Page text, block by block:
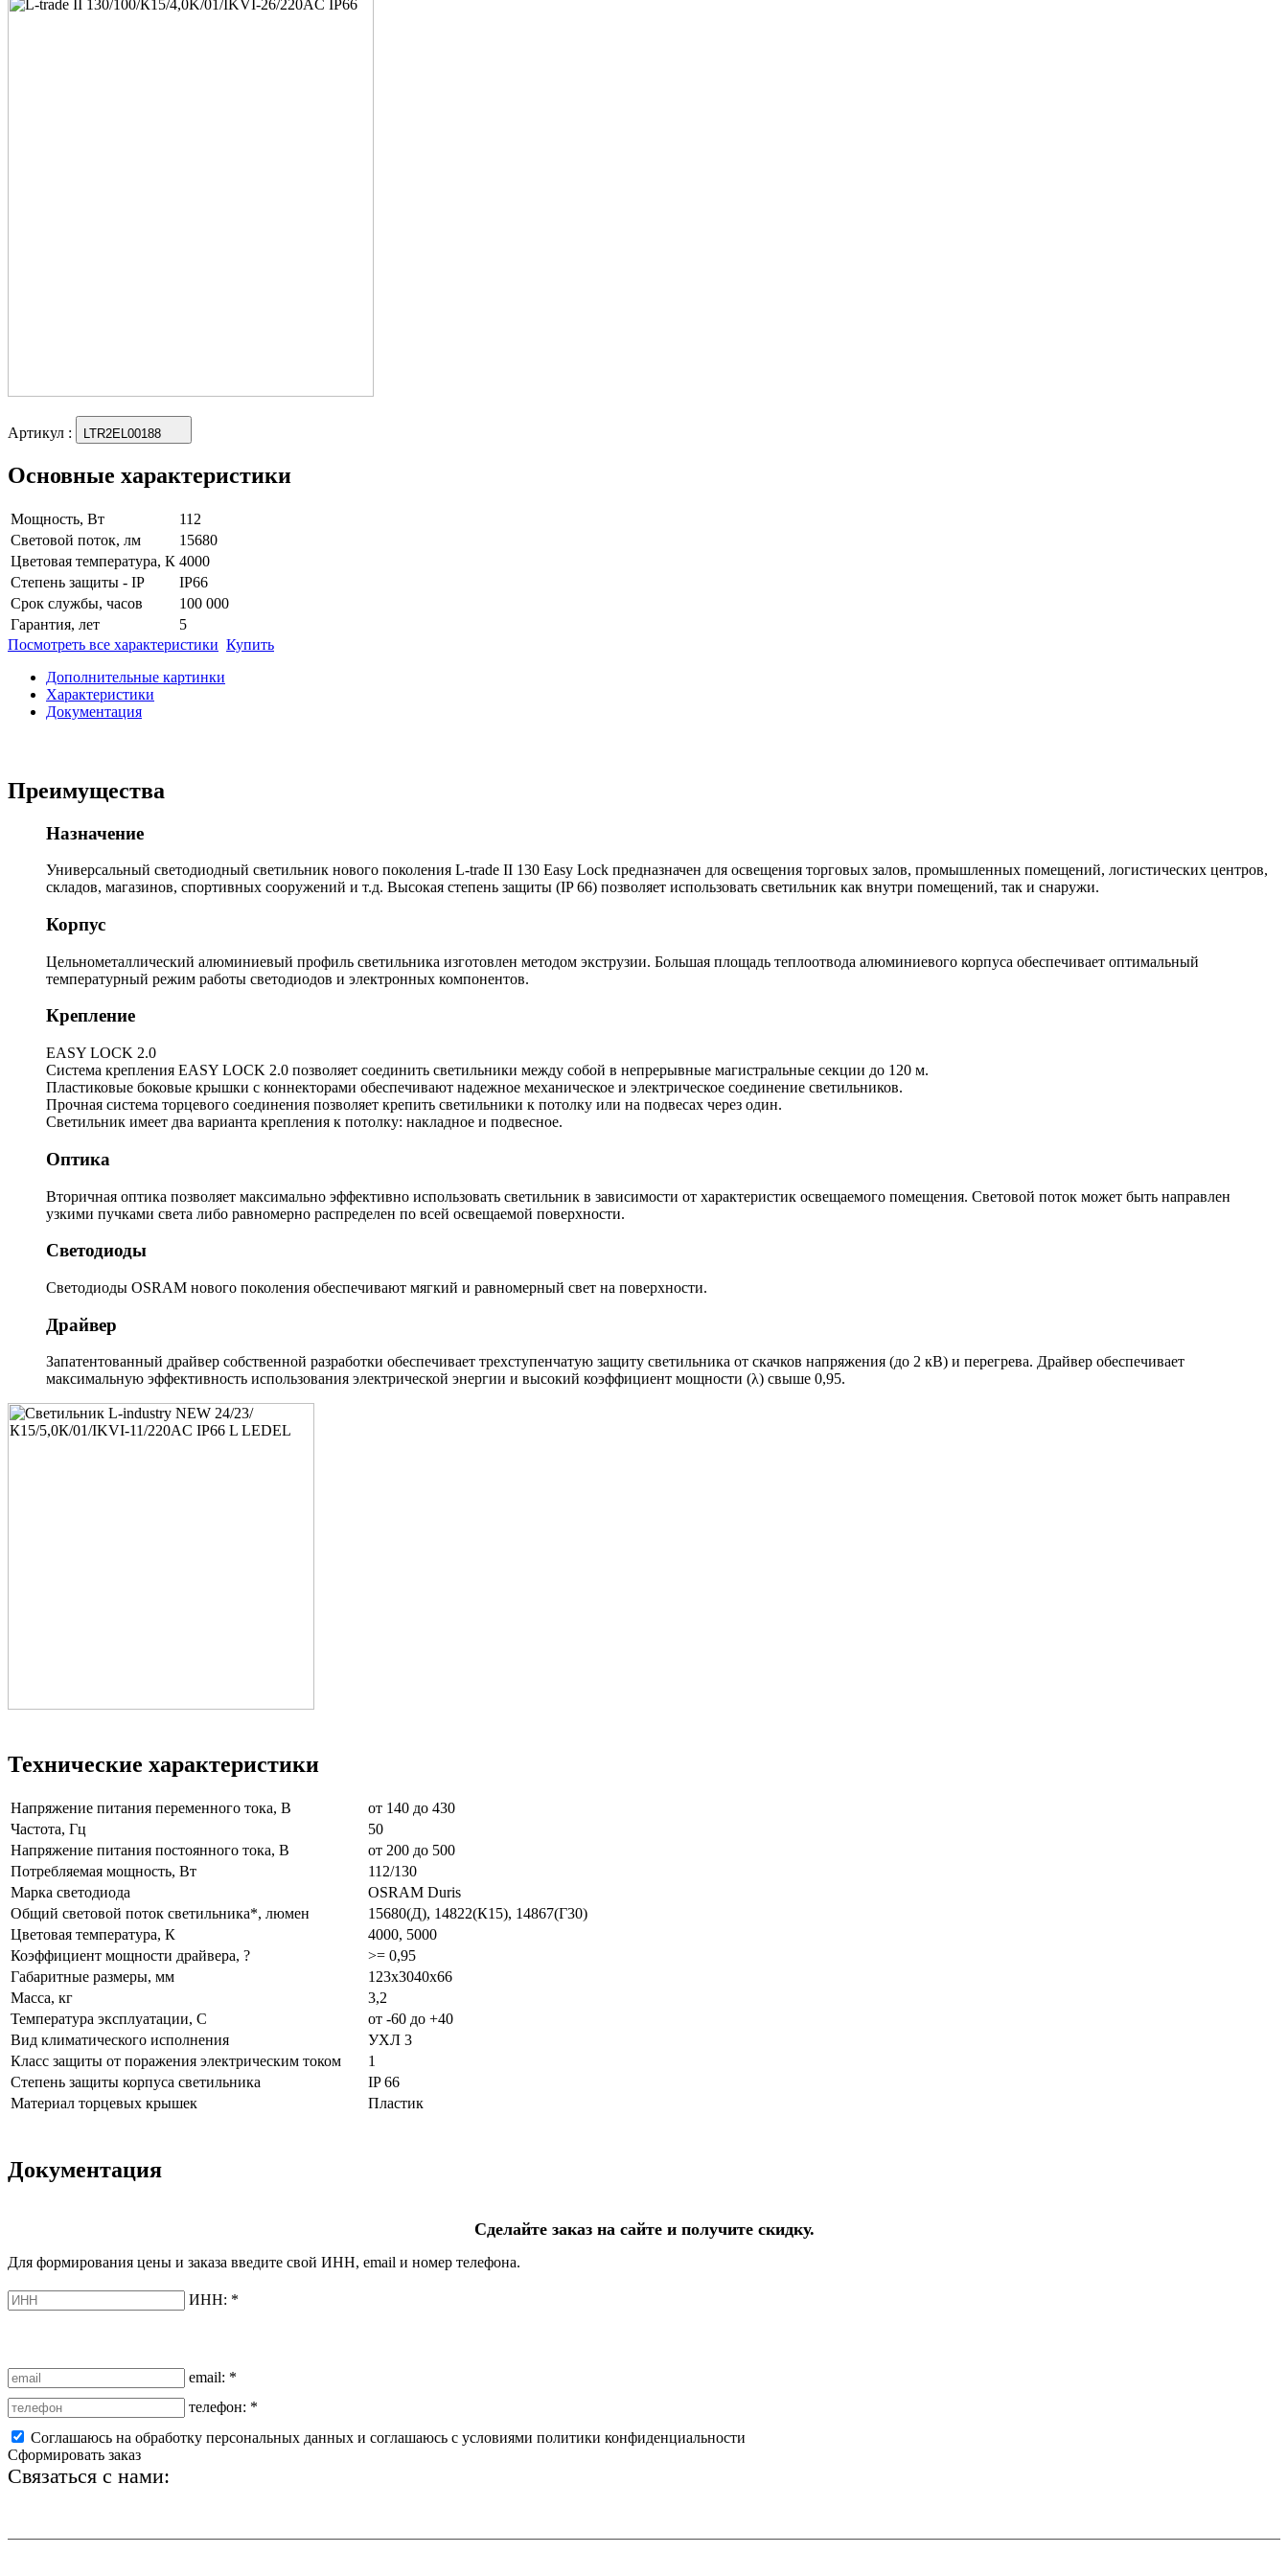
Артикул : LTR2EL00188
Основные характеристики
Мощность, Вт
112
Световой поток, лм
15680
Цветовая температура, К 4000
Степень защиты - IP
IP66
Срок службы, часов
100 000
Гарантия, лет
5
Посмотреть все характеристики Купить
Дополнительные картинки
Характеристики
Документация
Преимущества
Назначение
Универсальный светодиодный светильник нового поколения L-trade II 130 Easy Lock предназначен для освещения торговых залов, промышленных помещений, логистических центров,
складов, магазинов, спортивных сооружений и т.д. Высокая степень защиты (IP 66) позволяет использовать светильник как внутри помещений, так и снаружи.
Корпус
Цельнометаллический алюминиевый профиль светильника изготовлен методом экструзии. Большая площадь теплоотвода алюминиевого корпуса обеспечивает оптимальный
температурный режим работы светодиодов и электронных компонентов.
Крепление
EASY LOCK 2.0
Система крепления EASY LOCK 2.0 позволяет соединить светильники между собой в непрерывные магистральные секции до 120 м.
Пластиковые боковые крышки с коннекторами обеспечивают надежное механическое и электрическое соединение светильников.
Прочная система торцевого соединения позволяет крепить светильники к потолку или на подвесах через один.
Светильник имеет два варианта крепления к потолку: накладное и подвесное.
Оптика
Вторичная оптика позволяет максимально эффективно использовать светильник в зависимости от характеристик освещаемого помещения. Световой поток может быть направлен
узкими пучками света либо равномерно распределен по всей освещаемой поверхности.
Светодиоды
Светодиоды OSRAM нового поколения обеспечивают мягкий и равномерный свет на поверхности.
Драйвер
Запатентованный драйвер собственной разработки обеспечивает трехступенчатую защиту светильника от скачков напряжения (до 2 кВ) и перегрева. Драйвер обеспечивает
максимальную эффективность использования электрической энергии и высокий коэффициент мощности (λ) свыше 0,95.
Технические характеристики
Напряжение питания переменного тока, В
от 140 до 430
Частота, Гц
50
Напряжение питания постоянного тока, В
от 200 до 500
Потребляемая мощность, Вт
112/130
Марка светодиода
OSRAM Duris
Общий световой поток светильника*, люмен
15680(Д), 14822(К15), 14867(Г30)
Цветовая температура, К
4000, 5000
Коэффициент мощности драйвера, ?
>= 0,95
Габаритные размеры, мм
123x3040x66
Масса, кг
3,2
Температура эксплуатации, С
от -60 до +40
Вид климатического исполнения
УХЛ 3
Класс защиты от поражения электрическим током
1
Степень защиты корпуса светильника
IP 66
Материал торцевых крышек
Пластик
Документация
Сделайте заказ на сайте и получите скидку.
Для формирования цены и заказа введите свой ИНН, email и номер телефона.
ИНН: *
email: *
телефон: *
Соглашаюсь на обработку персональных данных и соглашаюсь с условиями политики конфиденциальности
Сформировать заказ
Связаться с нами: